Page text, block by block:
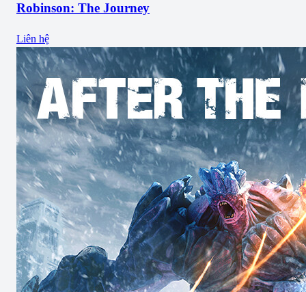
Robinson: The Journey
Liên hệ